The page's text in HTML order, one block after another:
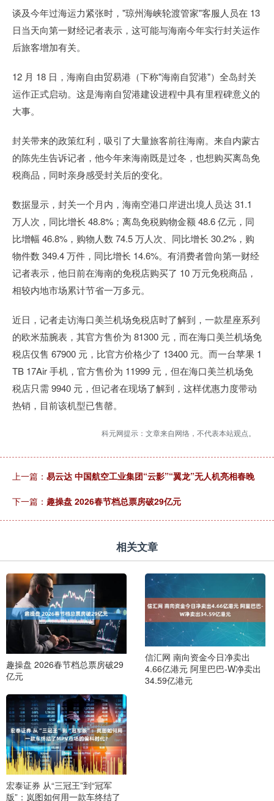
谈及今年过海运力紧张时，"琼州海峡轮渡管家"客服人员在 13
日当天向第一财经记者表示，这可能与海南今年实行封关运作
后旅客增加有关。
12 月 18 日，海南自由贸易港（下称"海南自贸港"）全岛封关
运作正式启动。这是海南自贸港建设进程中具有里程碑意义的
大事。
封关带来的政策红利，吸引了大量旅客前往海南。来自内蒙古
的陈先生告诉记者，他今年来海南既是过冬，也想购买离岛免
税商品，同时亲身感受封关后的变化。
数据显示，封关一个月内，海南空港口岸进出境人员达 31.1
万人次，同比增长 48.8%；离岛免税购物金额 48.6 亿元，同
比增幅 46.8%，购物人数 74.5 万人次、同比增长 30.2%，购
物件数 349.4 万件，同比增长 14.6%。有消费者曾向第一财经
记者表示，他日前在海南的免税店购买了 10 万元免税商品，
相较内地市场累计节省一万多元。
近日，记者走访海口美兰机场免税店时了解到，一款星座系列
的欧米茄腕表，其官方售价为 81300 元，而在海口美兰机场免
税店仅售 67900 元，比官方价格少了 13400 元。而一台苹果 1
TB 17Air 手机，官方售价为 11999 元，但在海口美兰机场免
税店只需 9940 元，但记者在现场了解到，这样优惠力度带动
热销，目前该机型已售罄。
科元网提示：文章来自网络，不代表本站观点。
上一篇： 易云达 中国航空工业集团“云影”“翼龙”无人机亮相春晚
下一篇： 趣操盘 2026春节档总票房破29亿元
相关文章
趣操盘 2026春节档总票房破29
亿元
信汇网 南向资金今日净卖出
4.66亿港元 阿里巴巴-W净卖出
34.59亿港元
宏泰证券 从“三冠王”到“冠军
版”：岚图如何用一款车终结了